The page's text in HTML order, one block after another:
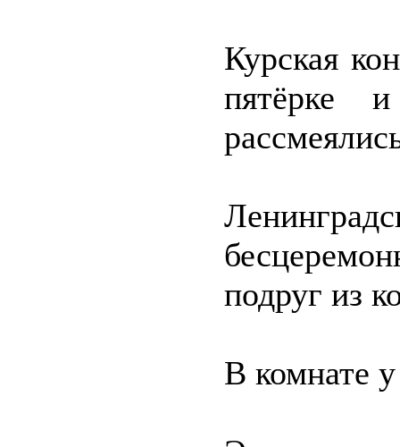
Курская
пятёрке
подруг из
В комнате